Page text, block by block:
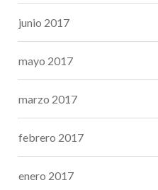
junio 2017
mayo 2017
marzo 2017
febrero 2017
enero 2017